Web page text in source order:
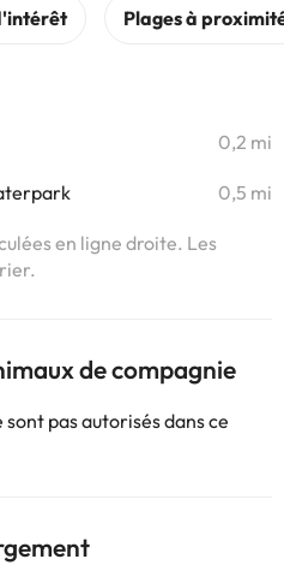
0,2 mi
0,5 mi
en ligne droite. Les
de compagnie
pas autorisés dans ce